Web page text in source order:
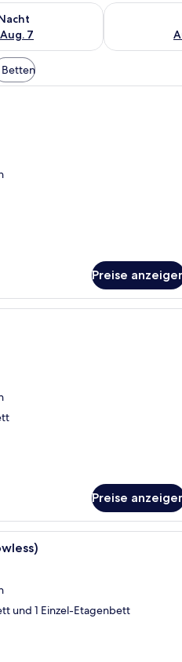
7
für heute Nacht, Aug. 6
Überprüfe
Betten
Ein kleines Hotelzimmer mit
Preise
Ein Stockbett mit
Preise
Ein kleines Hotelzimmer mit
und 1 Einzel-Etagenbett